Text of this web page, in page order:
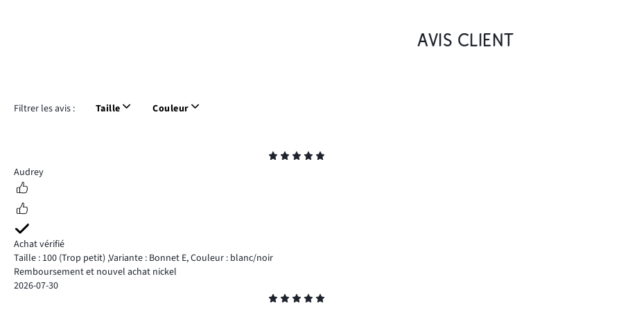
AVIS CLIENT
Filtrer les avis : Taille Couleur
5
Audrey
Achat vérifié
Taille : 100 (Trop petit) ,Variante : Bonnet E,Couleur : blanc/noir
Remboursement et nouvel achat nickel
2026-07-30